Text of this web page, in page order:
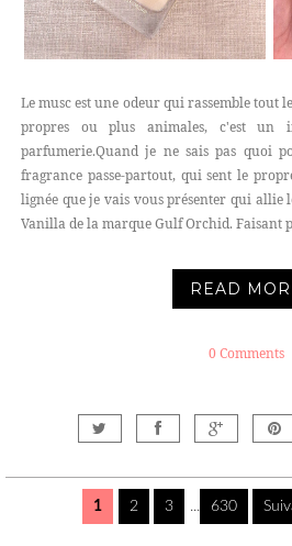
Le musc est une odeur qui rassemble tout
propres ou plus animales, c'est un
parfumerie.Quand je ne sais pas quoi
fragrance passe-partout, qui sent le
lignée que je vais vous présenter qui allie
Vanilla de la marque Gulf Orchid. Faisant
READ
0 Comments
1 2 3 ... 630